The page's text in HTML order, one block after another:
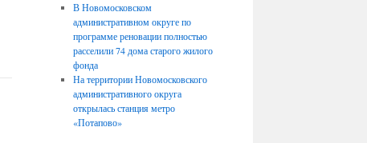
В Новомосковском
административном округе по
программе реновации полностью
расселили 74 дома старого жилого
фонда
На территории Новомосковского
административного округа
открылась станция метро
«Потапово»